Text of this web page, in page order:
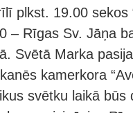
plkst. 19.00 sekos
– Rīgas Sv. Jāņa
Svētā Marka
kamerkora
svētku laikā būs